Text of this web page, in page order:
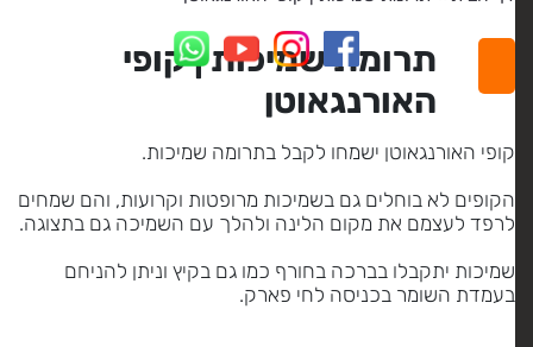
תרומת שמיכות | קופי
האורנגאוטן
קופי האורנגאוטן ישמחו לקבל בתרומה שמיכות.
הקופים לא בוחלים גם בשמיכות מרופטות וקרועות, והם שמחים
לרפד לעצמם את מקום הלינה ולהלך עם השמיכה גם בתצוגה.
שמיכות יתקבלו בברכה בחורף כמו גם בקיץ וניתן להניחם
בעמדת השומר בכניסה לחי פארק.